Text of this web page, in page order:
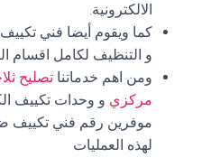
الالكترونية.
كما ويقوم أيضا فني
و التنظيف لكامل اقسام
ومن اهم خدماتنا تصليح
مركزي و وحدات تكييف
موفرين رقم فني تكييف
لهذه العمليات